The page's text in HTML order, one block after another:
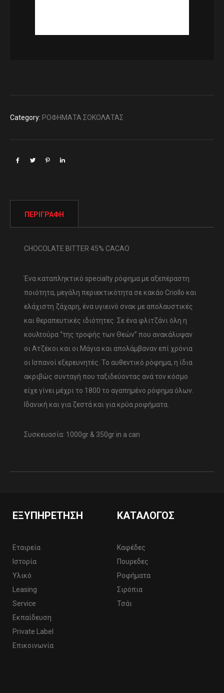
Category: ΡΟΦΗΜΑΤΑ ΣΟΚΟΛΑΤΑΣ
ΠΕΡΙΓΡΑΦΉ
CHOCOLATE BITTER 45% CACAO
Ένα καταπληκτικό specialty ρόφημα με αξεπέραστη
ποιότητα, μεγάλη περιεκτικότητα σε κακάο Criollo και
ελάχιστη ζάχαρη, ένα υγιεινό σνακ με απολαυστικές
και θεραπευτικές ιδιότητες. Σε ένα φλιτζάνι όλη η
κουλτούρα “της τροφής των Θεών” που ανακάλυψαν
οι Ατζέκοι και οι Μάγια και απολάμβαναν επί χρόνια
οι Ισπανοί εξερευνητές. Το αυθεντικό ρόφημα, η ίδια
ακριβώς συνταγή που ταξιδεύοντας ανά τον κόσμο
είχε γίνει μέχρι το 1800 το αγαπημένο ρόφημα όλων.
Ιδανική και για ζεστά και για κρύα ροφήματα.
Συσκευασία: 1000gr & 350gr in a can
ΕΞΥΠΗΡΈΤΗΣΗ
Εταιρεία
Ιστορία
Υλικό
Leasing
Service
Εκπαίδευση
Private Label
Επικοινωνία
ΚΑΤΆΛΟΓΟΣ
Καφέδες
Πουρεδες
Ροφήματα
Σιρόπια
Τσάι